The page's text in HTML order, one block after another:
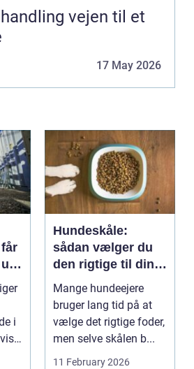
vejen til et
17 May 2026
i
Hundeskåle:
sådan vælger du
den rigtige til din
hund
Mange hundeejere
bruger lang tid på at
vælge det rigtige foder,
men selve skålen b...
11 February 2026